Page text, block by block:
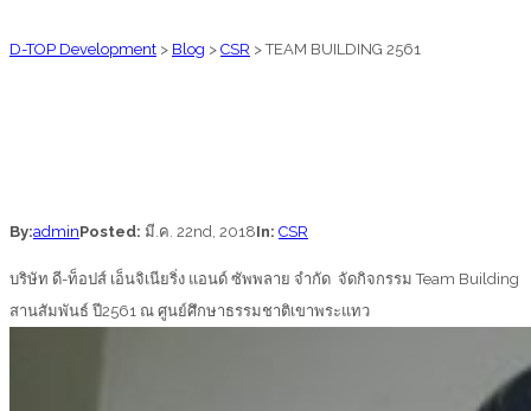
D-TOP Development > Blog > CSR >TEAM BUILDING 2561
By:adminPosted: มี.ค. 22nd, 2018In: CSR
บริษัท ดี-ท็อปส์ เอ็นจิเนียริ่ง แอนด์ ซัพพลาย จำกัด จัดกิจกรรม Team Building
สานสัมพันธ์ ปี2561 ณ ศูนย์ศึกษาธรรมชาติเขาพระแทว